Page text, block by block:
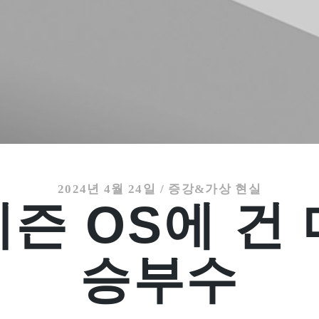
2024년 4월 24일 / 증강&가상 현실
즌 OS에 건
승부수